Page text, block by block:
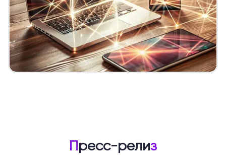
Ошибки в орфографии и пунктуации могут стоить
Пресс-релиз